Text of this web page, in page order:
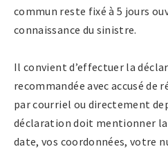
commun reste fixé à 5 jours
connaissance du sinistre.
Il convient d’effectuer la
recommandée avec accusé
par courriel ou directement
déclaration doit mentionner
date, vos coordonnées, votre